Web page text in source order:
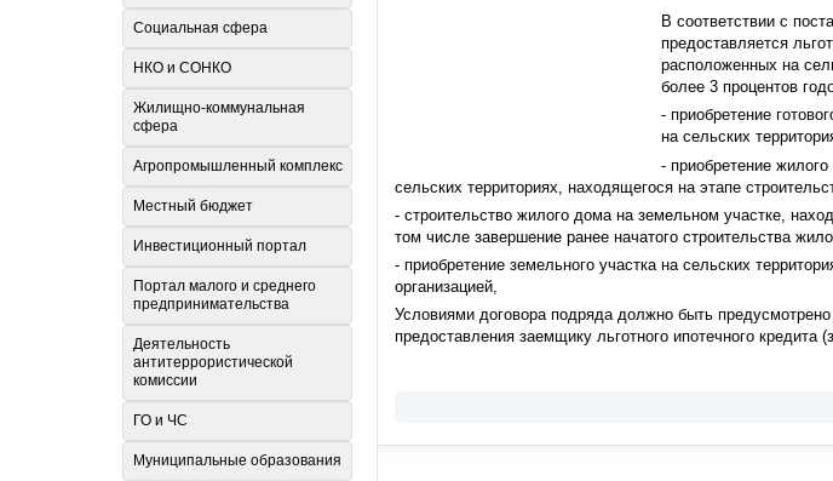
В соответствии с
предоставляется
расположенных на
более 3 процентов
- приобретение
на сельских
- приобретение
сельских территориях, находящегося на этапе
- строительство жилого дома на земельном участке,
том числе завершение ранее начатого строительства
- приобретение земельного участка на сельских
организацией,
Условиями договора подряда должно быть
предоставления заемщику льготного ипотечного кредита
Социальная сфера
НКО и СОНКО
Жилищно-коммунальная
сфера
Агропромышленный комплекс
Местный бюджет
Инвестиционный портал
Портал малого и среднего
предпринимательства
Деятельность
антитеррористической
комиссии
ГО и ЧС
Муниципальные образования